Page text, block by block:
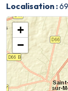
Localisation :
+
−